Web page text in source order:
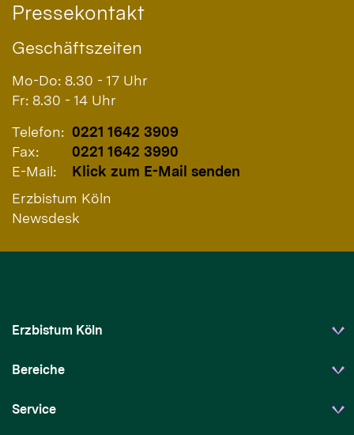
Pressekontakt
Geschäftszeiten
Mo-Do: 8.30 - 17 Uhr
Fr: 8.30 - 14 Uhr
Telefon: 0221 1642 3909
Fax:
0221 1642 3990
E-Mail:
Klick zum E-Mail senden
Erzbistum Köln
Newsdesk
Erzbistum Köln
Bereiche
Service